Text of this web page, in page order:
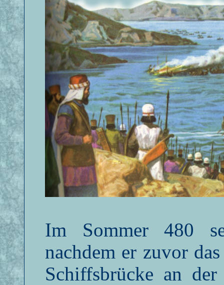
Im Sommer 480
nachdem er zuvor
Schiffsbrücke an